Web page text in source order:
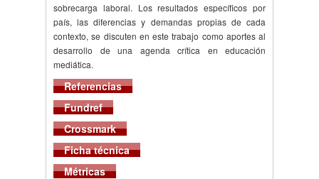
sobrecarga laboral. Los resultados específicos por
país, las diferencias y demandas propias de cada
contexto, se discuten en este trabajo como aportes al
desarrollo de una agenda crítica en educación
mediática.
Referencias
Fundref
Crossmark
Ficha técnica
Métricas